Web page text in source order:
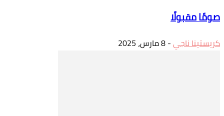
صومًا مقبولًا
كريستينا ناجي-8 مارس، 2025